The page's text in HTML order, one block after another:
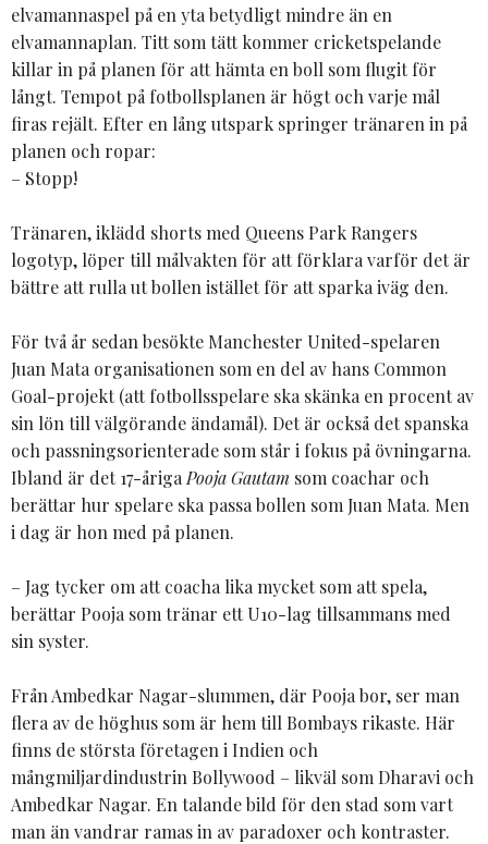
elvamannaspel på en yta betydligt mindre än en
elvamannaplan. Titt som tätt kommer cricketspelande
killar in på planen för att hämta en boll som flugit för
långt. Tempot på fotbollsplanen är högt och varje mål
firas rejält. Efter en lång utspark springer tränaren in på
planen och ropar:
– Stopp!
Tränaren, iklädd shorts med Queens Park Rangers
logotyp, löper till målvakten för att förklara varför det är
bättre att rulla ut bollen istället för att sparka iväg den.
För två år sedan besökte Manchester United-spelaren
Juan Mata organisationen som en del av hans Common
Goal-projekt (att fotbollsspelare ska skänka en procent av
sin lön till välgörande ändamål). Det är också det spanska
och passningsorienterade som står i fokus på övningarna.
Ibland är det 17-åriga Pooja Gautam som coachar och
berättar hur spelare ska passa bollen som Juan Mata. Men
i dag är hon med på planen.
– Jag tycker om att coacha lika mycket som att spela,
berättar Pooja som tränar ett U10-lag tillsammans med
sin syster.
Från Ambedkar Nagar-slummen, där Pooja bor, ser man
flera av de höghus som är hem till Bombays rikaste. Här
finns de största företagen i Indien och
mångmiljardindustrin Bollywood – likväl som Dharavi och
Ambedkar Nagar. En talande bild för den stad som vart
man än vandrar ramas in av paradoxer och kontraster.